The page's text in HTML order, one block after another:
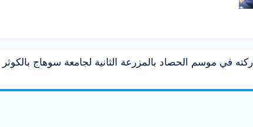
في موسم الحصاد بالمزرعة الثانية لجامعة سوهاج